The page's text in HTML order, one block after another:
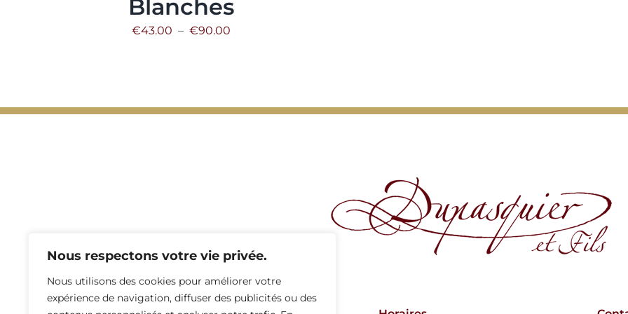
Nous respectons votre vie privée.
Nous utilisons des cookies pour améliorer votre
expérience de navigation, diffuser des publicités ou des
Blanches
€43.00 – €90.00
à